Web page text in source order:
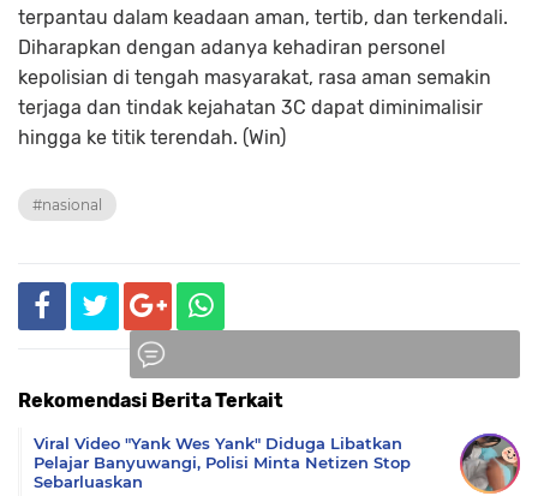
terpantau dalam keadaan aman, tertib, dan terkendali.
Diharapkan dengan adanya kehadiran personel
kepolisian di tengah masyarakat, rasa aman semakin
terjaga dan tindak kejahatan 3C dapat diminimalisir
hingga ke titik terendah. (Win)
#nasional
Rekomendasi Berita Terkait
Viral Video "Yank Wes Yank" Diduga Libatkan
Pelajar Banyuwangi, Polisi Minta Netizen Stop
Sebarluaskan